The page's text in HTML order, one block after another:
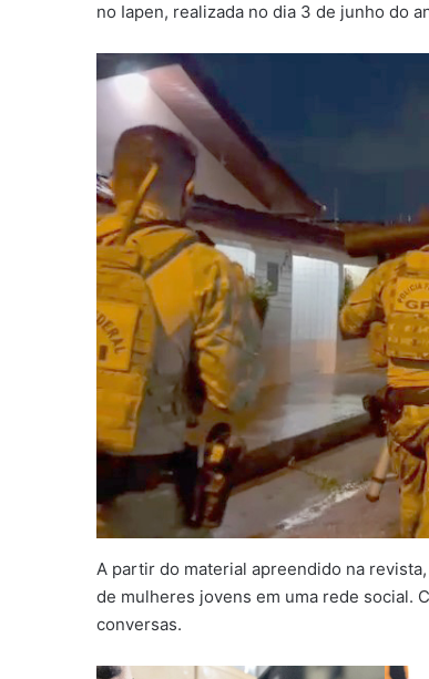
no Iapen, realizada no dia 3 de junho do
A partir do material apreendido na
de mulheres jovens em uma rede social.
conversas.